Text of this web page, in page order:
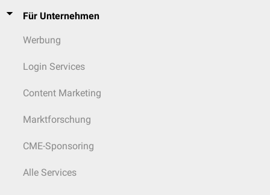
Für Unternehmen
Werbung
Login Services
Content Marketing
Marktforschung
CME-Sponsoring
Alle Services